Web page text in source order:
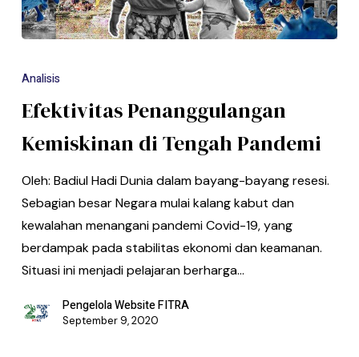
Analisis
Efektivitas Penanggulangan
Kemiskinan di Tengah Pandemi
Oleh: Badiul Hadi Dunia dalam bayang-bayang resesi.
Sebagian besar Negara mulai kalang kabut dan
kewalahan menangani pandemi Covid-19, yang
berdampak pada stabilitas ekonomi dan keamanan.
Situasi ini menjadi pelajaran berharga…
Pengelola Website FITRA
September 9, 2020